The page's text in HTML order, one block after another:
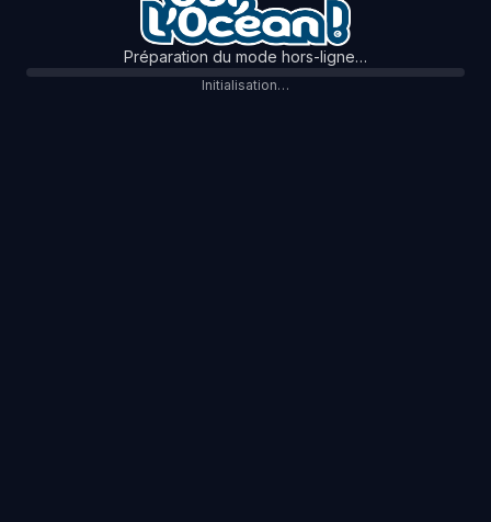
Préparation du mode hors-ligne…
Initialisation…